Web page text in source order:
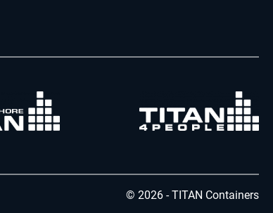
© 2026 - TITAN Containers